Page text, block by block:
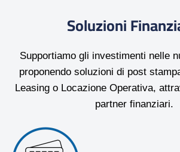
Soluzioni
Supportiamo gli investimenti nelle
proponendo soluzioni di post
Leasing o Locazione Operativa,
partner finanziari.